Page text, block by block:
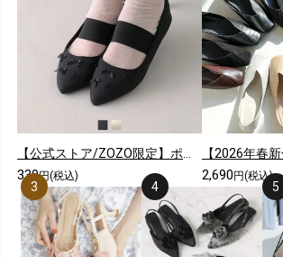
339円(税込) 2,690 円(税込)